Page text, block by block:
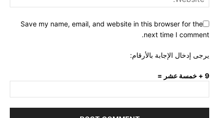
Save my name, email, and website in this browser for the
next time I comment.
يرجى إدخال الإجابة بالأرقام:
9 + خمسة عشر =